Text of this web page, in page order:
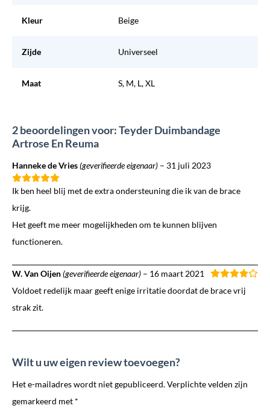
Kleur Beige
Zijde Universeel
Maat S, M, L, XL
2 beoordelingen voor: Teyder Duimbandage
Artrose En Reuma
Hanneke de Vries(geverifieerde eigenaar) – 31 juli 2023
Ik ben heel blij met de extra ondersteuning die ik van de brace
krijg.
Het geeft me meer mogelijkheden om te kunnen blijven
functioneren.
W. Van Oijen(geverifieerde eigenaar) – 16 maart 2021
Voldoet redelijk maar geeft enige irritatie doordat de brace vrij
strak zit.
Wilt u uw eigen review toevoegen?
Het e-mailadres wordt niet gepubliceerd. Verplichte velden zijn
gemarkeerd met *